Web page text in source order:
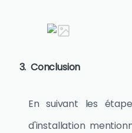
Conclusion
En suivant les
d'installation